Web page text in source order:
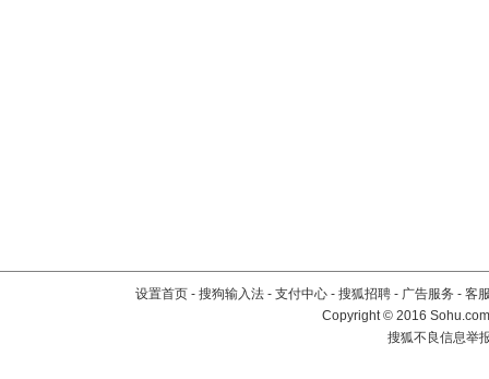
设置首页 - 搜狗输入法 - 支付中心 - 搜狐招聘 - 广告服务 - 客
Copyright©2016
搜狐不良信息举